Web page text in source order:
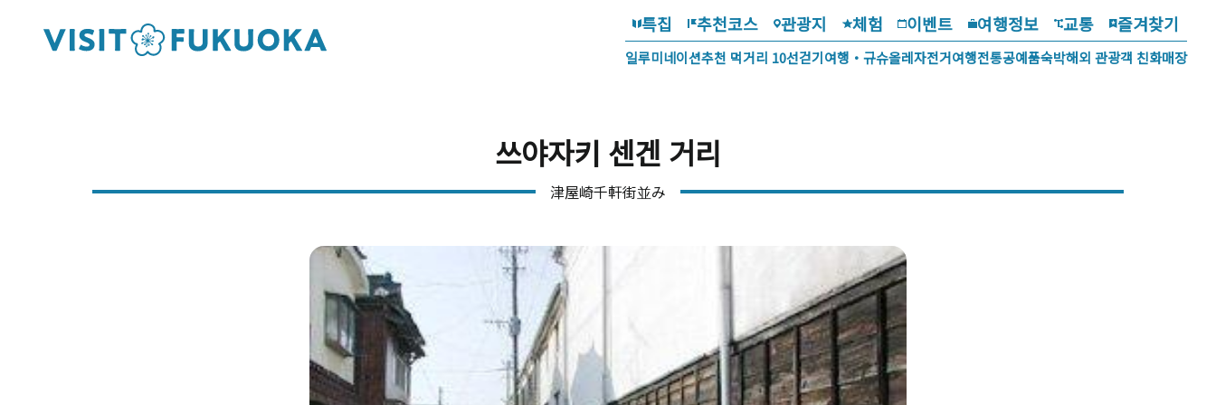
특집 추천코스 관광지 체험 이벤트 여행정보 교통 즐겨찾기
일루미네이션추천 먹거리 10선걷기여행・규슈올레자전거여행전통공예품숙박해외 관광객 친화매장
쓰야자키 센겐 거리
津屋崎千軒街並み